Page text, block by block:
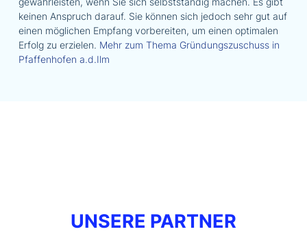
keinen Anspruch darauf. Sie können sich jedoch sehr gut auf
einen möglichen Empfang vorbereiten, um einen optimalen
Erfolg zu erzielen. Mehr zum Thema Gründungszuschuss in
Pfaffenhofen a.d.Ilm
UNSERE PARTNER